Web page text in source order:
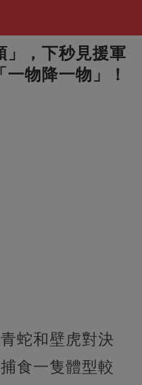
」，下秒見援軍
物降一物」！
蛇和壁虎對決
食一隻體型較